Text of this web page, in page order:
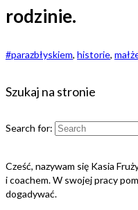
rodzinie.
#parazbłyskiem, historie,
Szukaj na stronie
Search for:
Cześć, nazywam się Kasia
i coachem. W swojej pracy
dogadywać.